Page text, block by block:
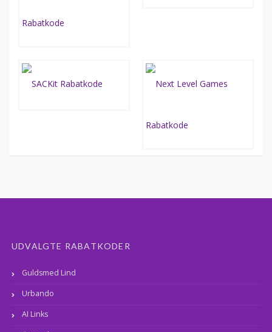
UDVALGTE RABATKODER
Guldsmed Lind
Urbando
AI Links